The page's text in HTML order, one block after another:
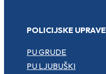
POLICIJSKE UPRAVE
PU GRUDE
PU LJUBUŠKI